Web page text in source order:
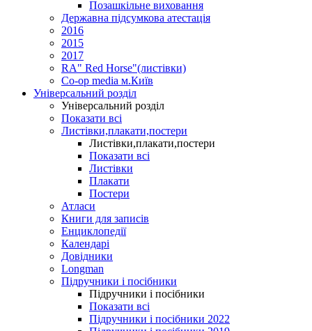
Позашкільне виховання
Державна підсумкова атестація
2016
2015
2017
RA" Red Horse"(листівки)
Co-op media м.Київ
Універсальний розділ
Універсальний розділ
Показати всі
Листівки,плакати,постери
Листівки,плакати,постери
Показати всі
Листівки
Плакати
Постери
Атласи
Книги для записів
Енциклопедії
Календарі
Довідники
Longman
Підручники і посібники
Підручники і посібники
Показати всі
Підручники і посібники 2022